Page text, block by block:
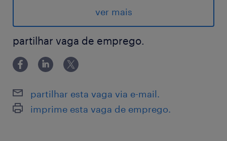
de Tecnologia da Informação e Comunicação
(TIC), com aproximadamente mais de 200 mil
colaboradores em todo o mundo. Fundada
em 1987, a empresa emprega pessoas em
mais de 170 países e regiões, atendendo a
abordagem centrada na inovação e parcerias
estratégicas, a empresa consolidou sua
ver mais
partilhar vaga de emprego.
partilhar esta vaga via e-mail.
imprime esta vaga de emprego.